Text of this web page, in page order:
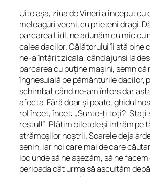
Uite așa, ziua de Vineri a început cu
meleaguri vechi, cu prieteni dragi.
parcarea Lidl, ne adunăm cu mic cu
calea dacilor. Călătorului îi stă bine
ne-a întărit zicala, când ajunși la
parcarea cu puține mașini, semn că
înghesuială pe pământurile dacilor,
schimbat când ne-am întors dar
afecta. Fără doar și poate, ghidul
rol încet, încet: „Sunte-ți toți?! Stați
restul!” Plătim biletele și intrăm pe
strămoșilor noștrii. Soarele deja
senin, iar noi care mai de care
loc unde să ne așezăm, să ne
perioada cât urma să ascultăm